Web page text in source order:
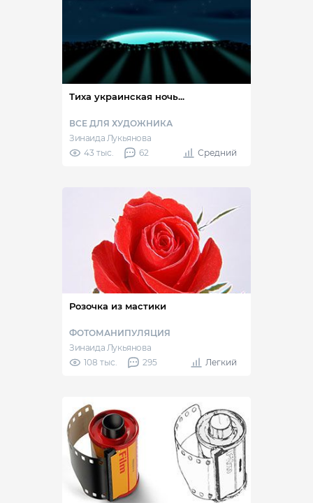
Тиха украинская ночь...
ВСЕ ДЛЯ ХУДОЖНИКА
Зинаида Лукьянова
43 тыс.
62 Средний
Розочка из мастики
ФОТОМАНИПУЛЯЦИЯ
Зинаида Лукьянова
108 тыс.
295 Легкий